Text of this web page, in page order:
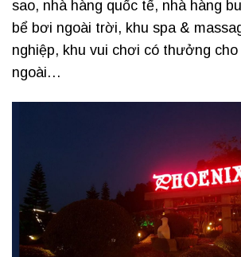
sao, nhà hàng quốc tế, nhà hàng
bể bơi ngoài trời, khu spa &
nghiệp, khu vui chơi có thưởng
ngoài…